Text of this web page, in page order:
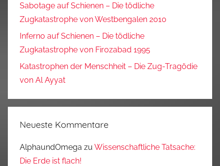
Sabotage auf Schienen – Die tödliche
Zugkatastrophe von Westbengalen 2010
Inferno auf Schienen – Die tödliche
Zugkatastrophe von Firozabad 1995
Katastrophen der Menschheit – Die Zug-Tragödie
von Al Ayyat
Neueste Kommentare
AlphaundOmega zu Wissenschaftliche Tatsache:
Die Erde ist flach!